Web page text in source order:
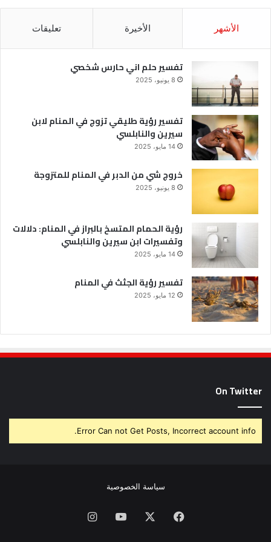
الأشهر الأخيرة تعليقات
تفسير حلم اني حارس شخصي
8 يونيو، 2025
تفسير رؤية طليقي تزوج في المنام لابن
سيرين والنابلسي
14 مايو، 2025
خروج شي من الدبر في المنام للمتزوجة
8 يونيو، 2025
رؤية الحمام المتسخ بالبراز في المنام: دلالات
وتفسيرات ابن سيرين والنابلسي
14 مايو، 2025
تفسير رؤية الجثث في المنام
12 مايو، 2025
On Twitter
Error Can not Get Posts, Incorrect account info.
سياسة الخصوصية
فيسبوك يوتيوبانستقرام